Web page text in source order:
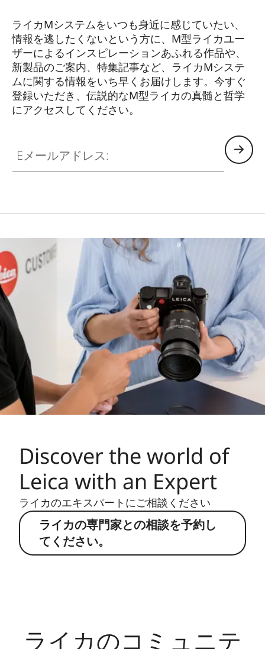
ライカMシステムをいつも身近に感じていたい、
情報を逃したくないという方に、M型ライカユー
ザーによるインスピレーションあふれる作品や、
新製品のご案内、特集記事など、ライカMシステ
ムに関する情報をいち早くお届けします。今すぐ
登録いただき、伝説的なM型ライカの真髄と哲学
にアクセスしてください。
Discover the world of
Leica with an Expert
ライカのエキスパートにご相談ください
ライカの専門家との相談を予約し
てください。
ライカのコミュニテ